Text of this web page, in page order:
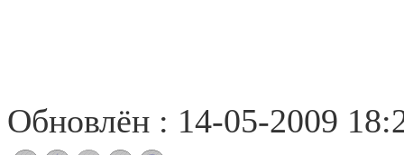
Обновлён : 14-05-2009